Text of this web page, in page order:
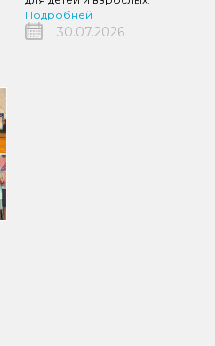
Подробней
30.07.2026